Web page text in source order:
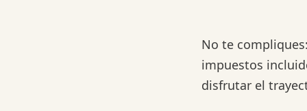
No te
impuestos
disfrutar el